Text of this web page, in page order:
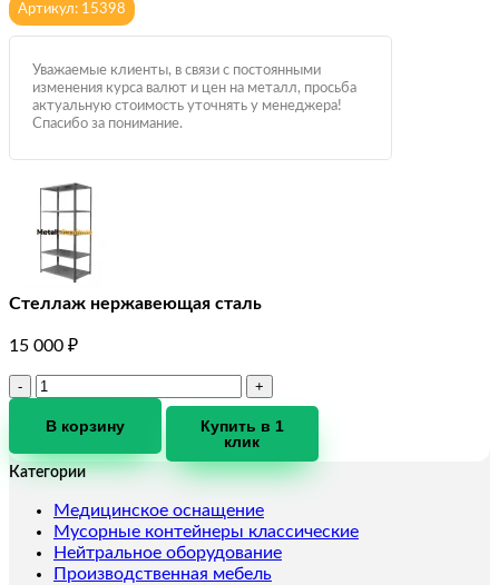
Артикул: 15398
Уважаемые клиенты, в связи с постоянными
изменения курса валют и цен на металл, просьба
актуальную стоимость уточнять у менеджера!
Спасибо за понимание.
Стеллаж нержавеющая сталь
15 000 ₽
Количество
Стеллаж
сталь
В корзину
Купить в 1
клик
Категории
Медицинское оснащение
Мусорные контейнеры классические
Нейтральное оборудование
Производственная мебель